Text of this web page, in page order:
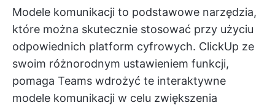
Modele komunikacji to podstawowe narzędzia,
które można skutecznie stosować przy użyciu
odpowiednich platform cyfrowych. ClickUp ze
swoim różnorodnym ustawieniem funkcji,
pomaga Teams wdrożyć te interaktywne
modele komunikacji w celu zwiększenia